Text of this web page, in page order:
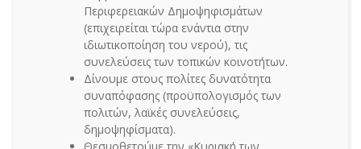
Περιφερειακών Δημοψηφισμάτων
(επιχειρείται τώρα ενάντια στην
ιδιωτικοποίηση του νερού), τις
συνελεύσεις των τοπικών κοινοτήτων.
Δίνουμε στους πολίτες δυνατότητα
συναπόφασης (προϋπολογισμός των
πολιτών, λαϊκές συνελεύσεις,
δημοψηφίσματα).